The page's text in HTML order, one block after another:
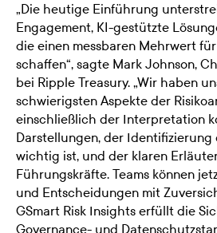
„Die heutige Einführung
Engagement, KI-gestützte
die einen messbaren Mehrwert
schaffen“, sagte Mark Johnson,
bei Ripple Treasury. „Wir haben
schwierigsten Aspekte der
einschließlich der Interpretation
Darstellungen, der Identifizierung
wichtig ist, und der klaren
Führungskräfte. Teams können
und Entscheidungen mit
GSmart Risk Insights erfüllt die
Governance- und